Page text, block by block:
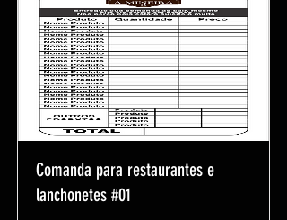
Comanda para restaurantes e
lanchonetes #01